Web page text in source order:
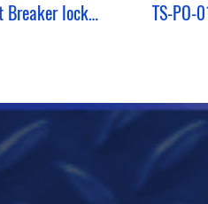
TS-PI-01 Circuit Breaker lockout ยี่ห้อ T-Safe รุ่น Pin In Standard